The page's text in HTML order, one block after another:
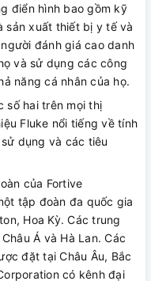
điển hình bao gồm kỹ
sản xuất thiết bị y tế và
đánh giá cao danh
và sử dụng các công
năng cá nhân của họ.
số hai trên mọi thị
Fluke nổi tiếng về tính
dụng và các tiêu
của Fortive
tập đoàn đa quốc gia
Hoa Kỳ. Các trung
Á và Hà Lan. Các
đặt tại Châu Âu, Bắc
có kênh đại